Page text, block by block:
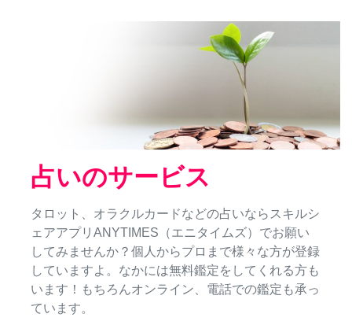
占いのサービス
タロット、オラクルカードなどの占いならスキルシ
ェアアプリANYTIMES（エニタイムズ）でお願い
してみませんか？個人からプロまで様々な方が登録
していますよ。なかには無料鑑定をしてくれる方も
います！もちろんオンライン、電話での鑑定も承っ
ています。